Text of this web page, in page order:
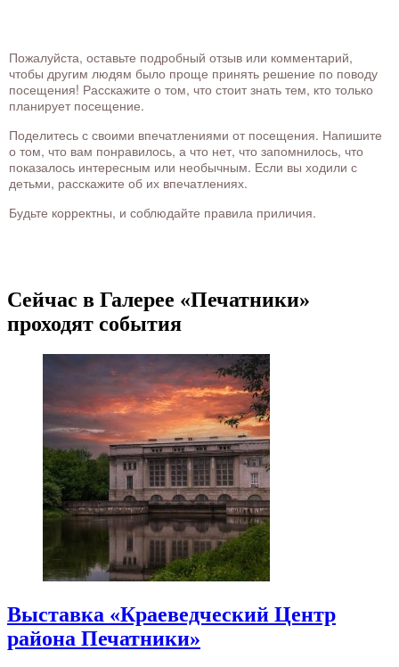
Пожалуйста, оставьте подробный отзыв или комментарий,
чтобы другим людям было проще принять решение по поводу
посещения! Расскажите о том, что стоит знать тем, кто только
планирует посещение.
Поделитесь с своими впечатлениями от посещения. Напишите
о том, что вам понравилось, а что нет, что запомнилось, что
показалось интересным или необычным. Если вы ходили с
детьми, расскажите об их впечатлениях.
Будьте корректны, и соблюдайте правила приличия.
Сейчас в Галерее «Печатники»
проходят события
Выставка «Краеведческий Центр
района Печатники»